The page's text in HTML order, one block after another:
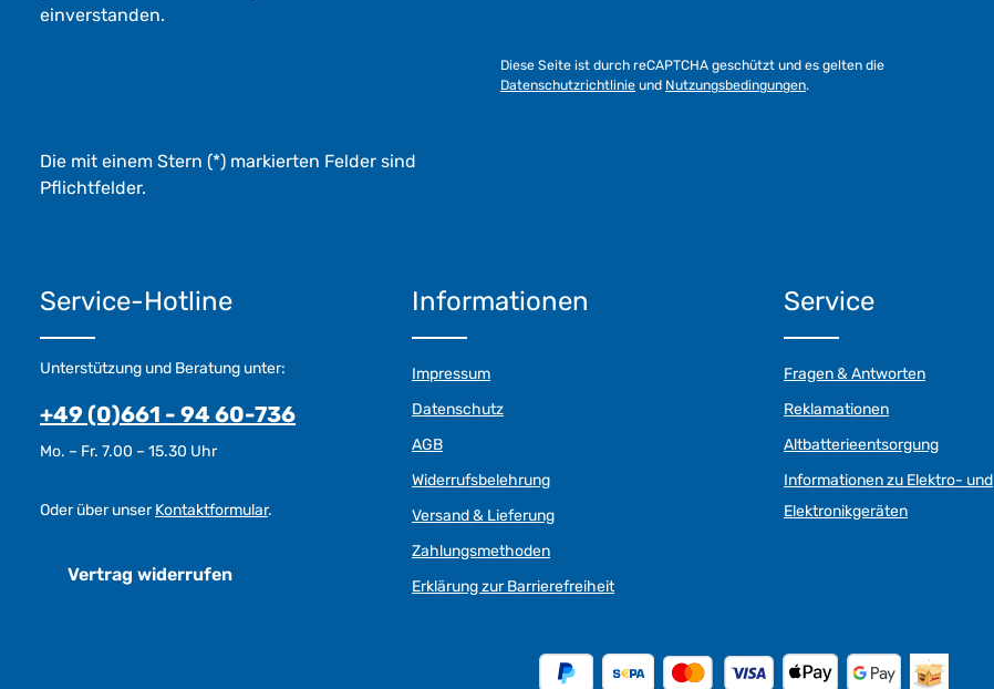
einverstanden.
Diese Seite ist durch reCAPTCHA geschützt und es gelten die
Datenschutzrichtlinie und Nutzungsbedingungen.
Die mit einem Stern (*) markierten Felder sind
Pflichtfelder.
Service-Hotline
Unterstützung und Beratung unter:
+49 (0)661 - 94 60-736
Mo. – Fr. 7.00 – 15.30 Uhr
Oder über unserKontaktformular.
Vertrag widerrufen
Informationen
Impressum
Datenschutz
AGB
Widerrufsbelehrung
Versand & Lieferung
Zahlungsmethoden
Erklärung zur Barrierefreiheit
Service
Fragen & Antworten
Reklamationen
Altbatterieentsorgung
Informationen zu Elektro- und
Elektronikgeräten